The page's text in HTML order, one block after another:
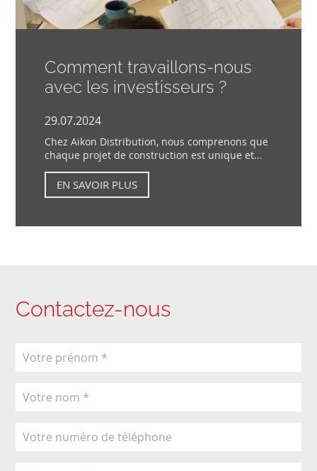
Comment travaillons-nous
avec les investisseurs ?
29.07.2024
Chez Aikon Distribution, nous comprenons que
chaque projet de construction est unique et...
EN SAVOIR PLUS
Contactez-nous